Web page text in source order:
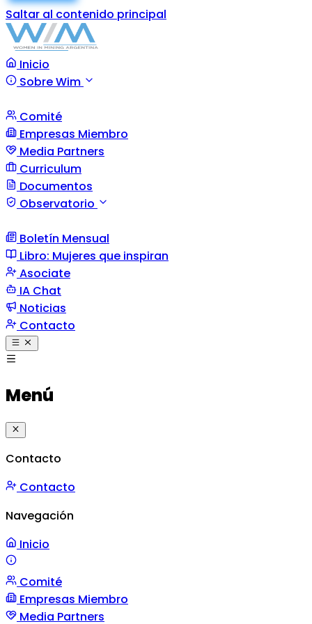
Saltar al contenido principal
Inicio
Sobre Wim
Comité
Empresas Miembro
Media Partners
Curriculum
Documentos
Observatorio
Boletín Mensual
Libro: Mujeres que inspiran
Asociate
IA Chat
Noticias
Contacto
Menú
Contacto
Contacto
Navegación
Inicio
Misión y Valores
Comité
Empresas Miembro
Media Partners